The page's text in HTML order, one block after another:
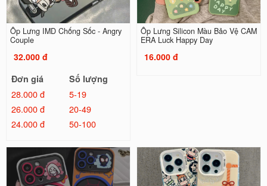
Ốp Lưng IMD Chống Sốc - Angry
Couple
32.000 đ
Đơn giá
Số lượng
28.000 đ
5-19
26.000 đ
20-49
24.000 đ
50-100
Ốp Lưng Silicon Màu Bảo Vệ CAM
ERA Luck Happy Day
16.000 đ